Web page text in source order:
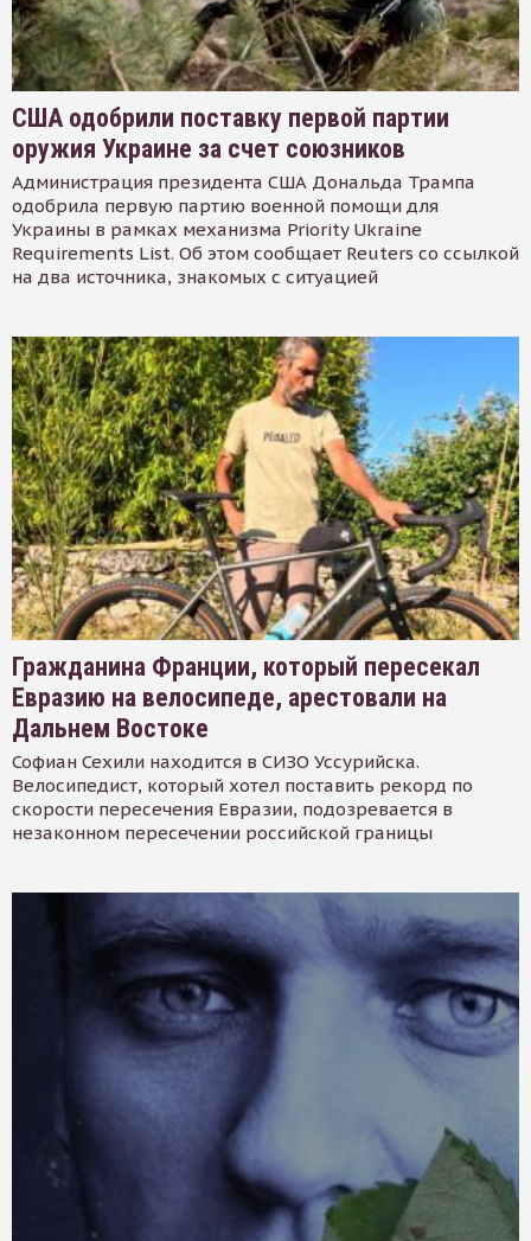
США одобрили поставку первой партии
оружия Украине за счет союзников
Администрация президента США Дональда Трампа
одобрила первую партию военной помощи для
Украины в рамках механизма Priority Ukraine
Requirements List. Об этом сообщает Reuters со ссылкой
на два источника, знакомых с ситуацией
Гражданина Франции, который пересекал
Евразию на велосипеде, арестовали на
Дальнем Востоке
Софиан Сехили находится в СИЗО Уссурийска.
Велосипедист, который хотел поставить рекорд по
скорости пересечения Евразии, подозревается в
незаконном пересечении российской границы